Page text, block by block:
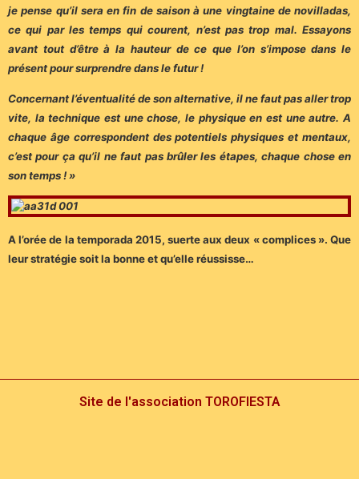
je pense qu’il sera en fin de saison à une vingtaine de novilladas,
ce qui par les temps qui courent, n’est pas trop mal. Essayons
avant tout d’être à la hauteur de ce que l’on s’impose dans le
présent pour surprendre dans le futur !
Concernant l’éventualité de son alternative, il ne faut pas aller trop
vite, la technique est une chose, le physique en est une autre. A
chaque âge correspondent des potentiels physiques et mentaux,
c’est pour ça qu’il ne faut pas brûler les étapes, chaque chose en
son temps ! »
A l’orée de la temporada 2015, suerte aux deux « complices ». Que
leur stratégie soit la bonne et qu’elle réussisse…
Site de l'association TOROFIESTA